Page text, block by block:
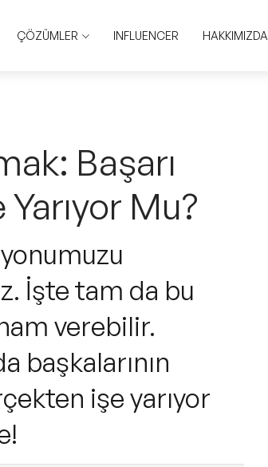
ÇÖZÜMLER INFLUENCER HAKKIMIZDA
Başarı
Mu?
İşte tam da bu
verebilir.
başkalarının
işe yarıyor